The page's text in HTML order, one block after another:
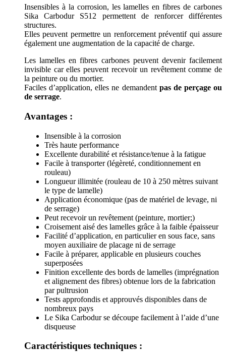
Insensibles à la corrosion, les lamelles en fibres de carbones
Sika Carbodur S512 permettent de renforcer différentes
structures.
Elles peuvent permettre un renforcement préventif qui assure
également une augmentation de la capacité de charge.
Les lamelles en fibres carbones peuvent devenir facilement
invisible car elles peuvent recevoir un revêtement comme de
la peinture ou du mortier.
Faciles d’application, elles ne demandent pas de perçage ou
de serrage.
Avantages :
Insensible à la corrosion
Très haute performance
Excellente durabilité et résistance/tenue à la fatigue
Facile à transporter (légèreté, conditionnement en
rouleau)
Longueur illimitée (rouleau de 10 à 250 mètres suivant
le type de lamelle)
Application économique (pas de matériel de levage, ni
de serrage)
Peut recevoir un revêtement (peinture, mortier;)
Croisement aisé des lamelles grâce à la faible épaisseur
Facilité d’application, en particulier en sous face, sans
moyen auxiliaire de placage ni de serrage
Facile à préparer, applicable en plusieurs couches
superposées
Finition excellente des bords de lamelles (imprégnation
et alignement des fibres) obtenue lors de la fabrication
par pultrusion
Tests approfondis et approuvés disponibles dans de
nombreux pays
Le Sika Carbodur se découpe facilement à l’aide d’une
disqueuse
Caractéristiques techniques :